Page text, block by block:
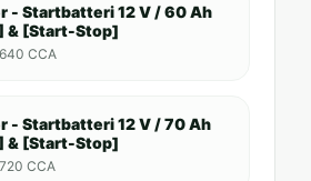
- Startbatteri 12 V / 60 Ah
& [Start-Stop]
CCA
- Startbatteri 12 V / 70 Ah
& [Start-Stop]
CCA